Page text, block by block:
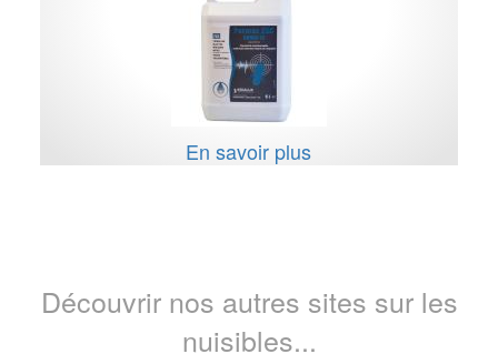
En savoir plus
Découvrir nos autres sites sur les
nuisibles...